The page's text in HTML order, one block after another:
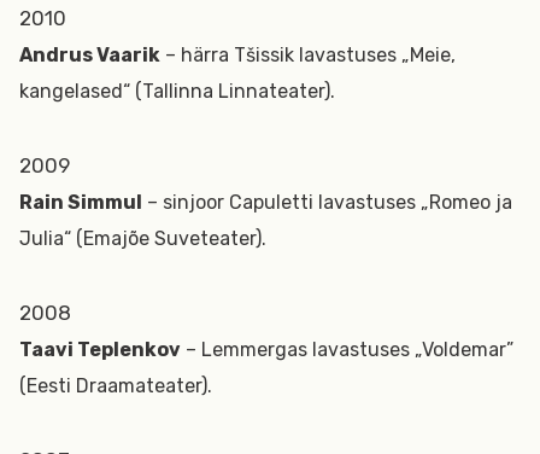
2010
Andrus Vaarik – härra Tšissik lavastuses „Meie,
kangelased“ (Tallinna Linnateater).
2009
Rain Simmul – sinjoor Capuletti lavastuses „Romeo ja
Julia“ (Emajõe Suveteater).
2008
Taavi Teplenkov – Lemmergas lavastuses „Voldemar”
(Eesti Draamateater).